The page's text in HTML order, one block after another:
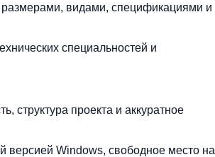
размерами, видами, спецификациями и
специальностей и
структура проекта и аккуратное
версией Windows, свободное место на